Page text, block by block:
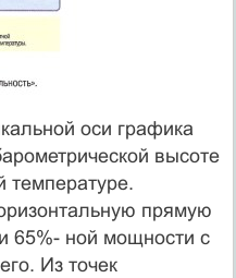
оси графика
высоте
температуре.
прямую
65%- ной мощности с
Из точек